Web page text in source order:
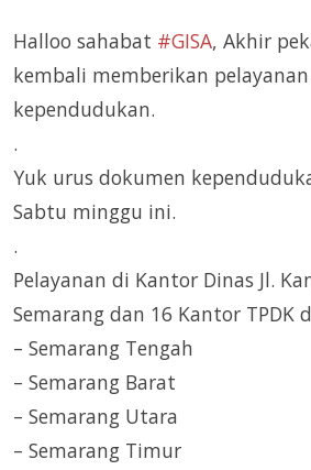
Halloo sahabat #GISA, Akhir
kembali memberikan
kependudukan.
.
Yuk urus dokumen
Sabtu minggu ini.
.
Pelayanan di Kantor Dinas Jl.
Semarang dan 16 Kantor TPDK
– Semarang Tengah
– Semarang Barat
– Semarang Utara
– Semarang Timur